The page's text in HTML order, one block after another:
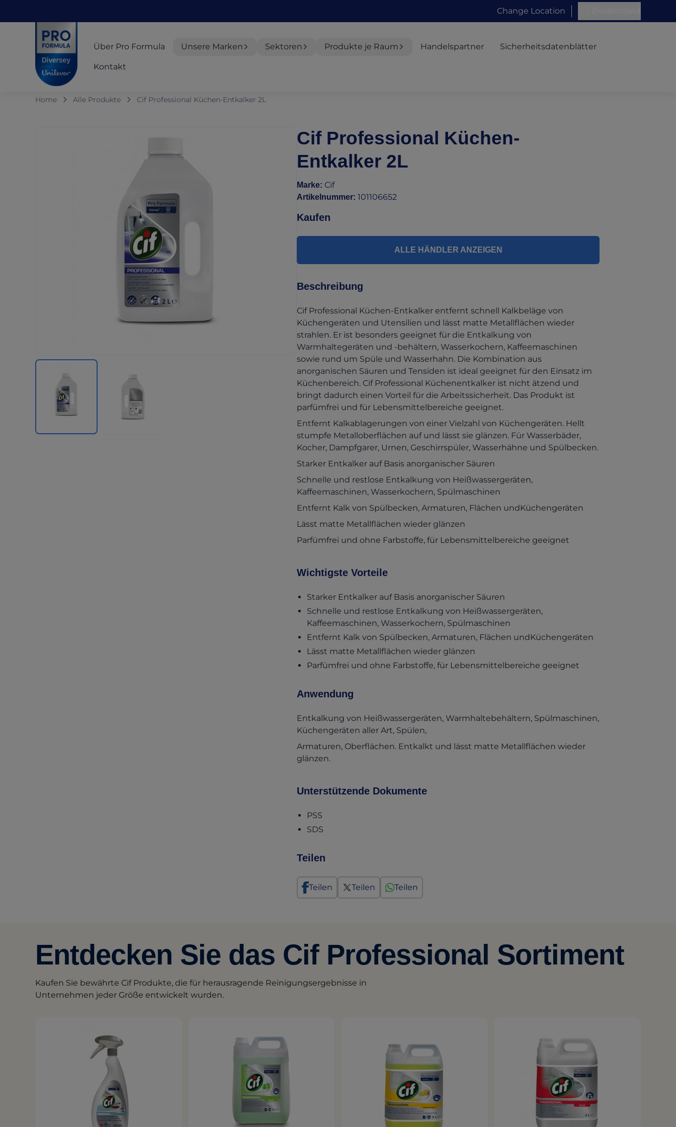
Change Location
Über Pro Formula Unsere Marken Sektoren Produkte je Raum Handelspartner Sicherheitsdatenblätter
Kontakt
Home Alle Produkte Cif Professional Küchen-Entkalker 2L
Cif Professional Küchen-
Entkalker 2L
Marke: Cif
Artikelnummer: 101106652
Kaufen
ALLE HÄNDLER ANZEIGEN
Beschreibung
Cif Professional Küchen-Entkalker entfernt schnell Kalkbeläge von
Küchengeräten und Utensilien und lässt matte Metallflächen wieder
strahlen. Er ist besonders geeignet für die Entkalkung von
Warmhaltegeräten und -behältern, Wasserkochern, Kaffeemaschinen
sowie rund um Spüle und Wasserhahn. Die Kombination aus
anorganischen Säuren und Tensiden ist ideal geeignet für den Einsatz im
Küchenbereich. Cif Professional Küchenentkalker ist nicht ätzend und
bringt dadurch einen Vorteil für die Arbeitssicherheit. Das Produkt ist
parfümfrei und für Lebensmittelbereiche geeignet.
Entfernt Kalkablagerungen von einer Vielzahl von Küchengeräten. Hellt
stumpfe Metalloberflächen auf und lässt sie glänzen. Für Wasserbäder,
Kocher, Dampfgarer, Urnen, Geschirrspüler, Wasserhähne und Spülbecken.
Starker Entkalker auf Basis anorganischer Säuren
Schnelle und restlose Entkalkung von Heißwassergeräten,
Kaffeemaschinen, Wasserkochern, Spülmaschinen
Entfernt Kalk von Spülbecken, Armaturen, Flächen undKüchengeräten
Lässt matte Metallflächen wieder glänzen
Parfümfrei und ohne Farbstoffe, für Lebensmittelbereiche geeignet
Wichtigste Vorteile
Starker Entkalker auf Basis anorganischer Säuren
Schnelle und restlose Entkalkung von Heißwassergeräten,
Kaffeemaschinen, Wasserkochern, Spülmaschinen
Entfernt Kalk von Spülbecken, Armaturen, Flächen undKüchengeräten
Lässt matte Metallflächen wieder glänzen
Parfümfrei und ohne Farbstoffe, für Lebensmittelbereiche geeignet
Anwendung
Entkalkung von Heißwassergeräten, Warmhaltebehältern, Spülmaschinen,
Küchengeräten aller Art, Spülen,
Armaturen, Oberflächen. Entkalkt und lässt matte Metallflächen wieder
glänzen.
Unterstützende Dokumente
PSS
SDS
Teilen
Teilen Teilen Teilen
Entdecken Sie das Cif Professional Sortiment
Kaufen Sie bewährte Cif Produkte, die für herausragende Reinigungsergebnisse in
Unternehmen jeder Größe entwickelt wurden.